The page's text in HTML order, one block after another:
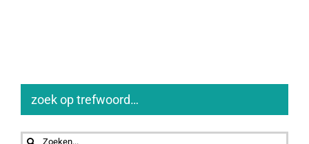
zoek op trefwoord…
Zoeken